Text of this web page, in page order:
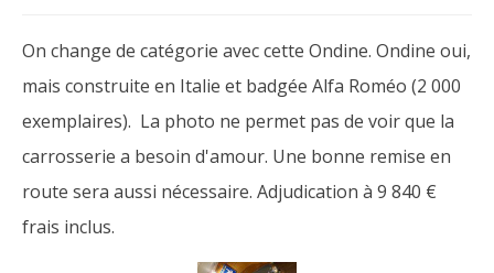
On change de catégorie avec cette Ondine. Ondine oui,
mais construite en Italie et badgée Alfa Roméo (2 000
exemplaires). La photo ne permet pas de voir que la
carrosserie a besoin d'amour. Une bonne remise en
route sera aussi nécessaire. Adjudication à 9 840 €
frais inclus.